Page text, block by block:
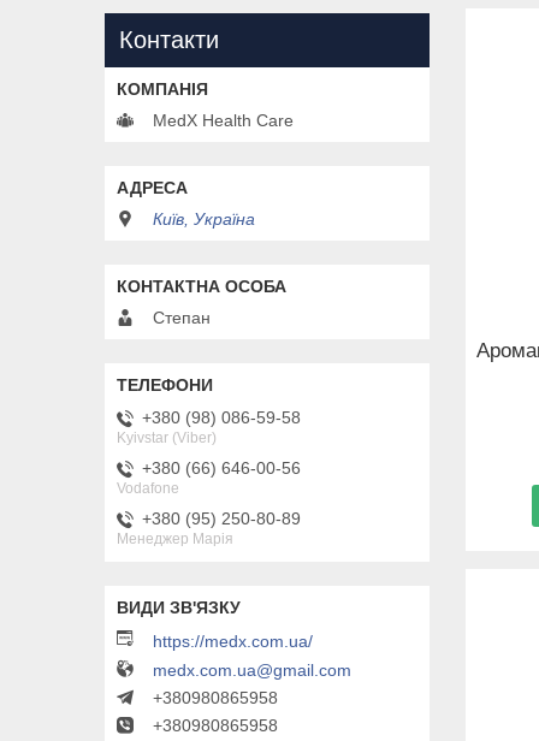
Контакти
MedX Health Care
Київ, Україна
Степан
+380 (98) 086-59-58
Kyivstar (Viber)
+380 (66) 646-00-56
Vodafone
+380 (95) 250-80-89
Менеджер Марія
https://medx.com.ua/
medx.com.ua@gmail.com
+380980865958
+380980865958